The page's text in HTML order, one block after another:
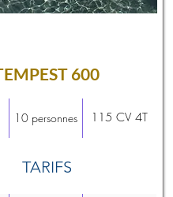
600
10 personnes 115 CV 4T
TARIFS